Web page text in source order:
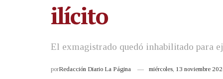
ilícito
El exmagistrado quedó inhabilitado para
porRedacción Diario La Página miércoles, 13 noviembre